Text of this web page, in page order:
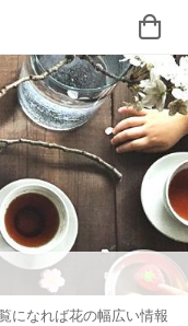
になれば花の幅広い情報